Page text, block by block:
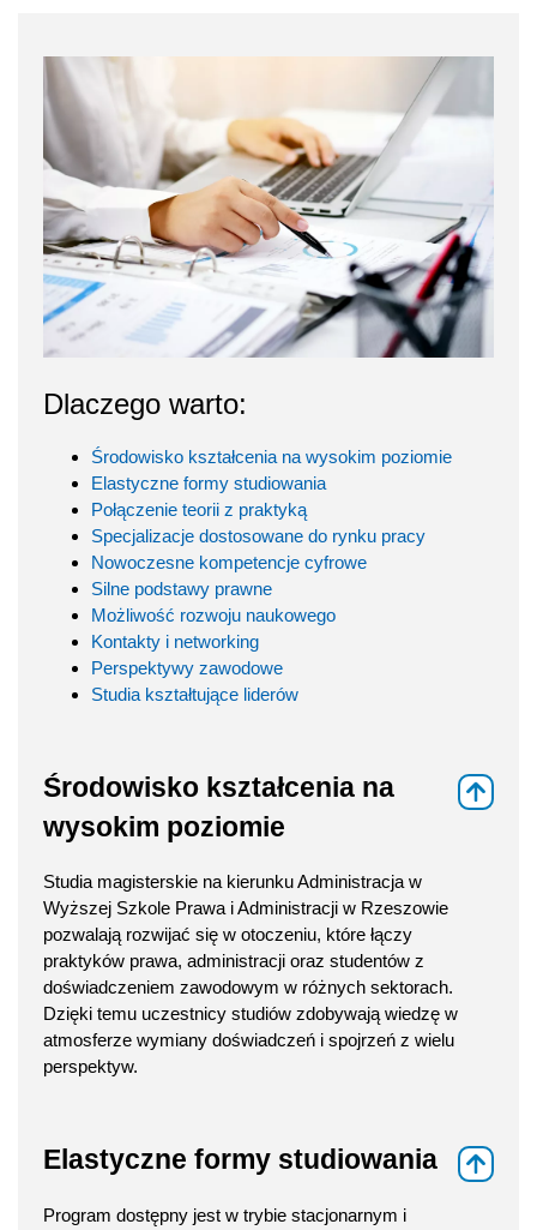
Dlaczego warto:
Środowisko kształcenia na wysokim poziomie
Elastyczne formy studiowania
Połączenie teorii z praktyką
Specjalizacje dostosowane do rynku pracy
Nowoczesne kompetencje cyfrowe
Silne podstawy prawne
Możliwość rozwoju naukowego
Kontakty i networking
Perspektywy zawodowe
Studia kształtujące liderów
Środowisko kształcenia na
wysokim poziomie
Studia magisterskie na kierunku Administracja w
Wyższej Szkole Prawa i Administracji w Rzeszowie
pozwalają rozwijać się w otoczeniu, które łączy
praktyków prawa, administracji oraz studentów z
doświadczeniem zawodowym w różnych sektorach.
Dzięki temu uczestnicy studiów zdobywają wiedzę w
atmosferze wymiany doświadczeń i spojrzeń z wielu
perspektyw.
Elastyczne formy studiowania
Program dostępny jest w trybie stacjonarnym i